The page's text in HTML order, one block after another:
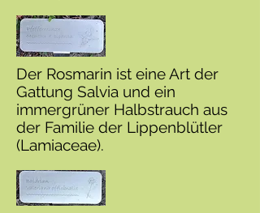
Der Rosmarin ist eine Art der
Gattung Salvia und ein
immergrüner Halbstrauch aus
der Familie der Lippenblütler
(Lamiaceae).